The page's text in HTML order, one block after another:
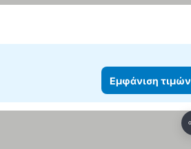
Εμφάνιση τιμών